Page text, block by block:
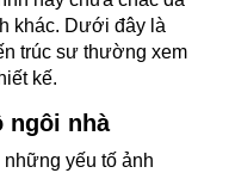
khác. Dưới đây là
trúc sư thường xem
kế.
ngôi nhà
yếu tố ảnh